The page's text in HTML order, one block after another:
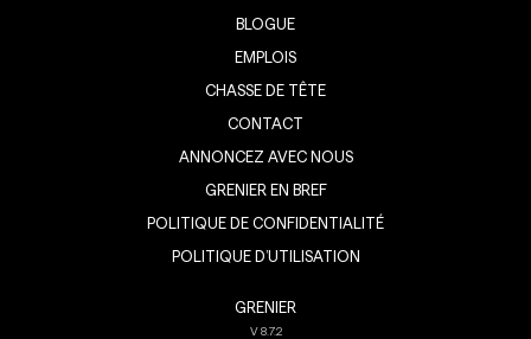
BLOGUE
EMPLOIS
CHASSE DE TÊTE
CONTACT
ANNONCEZ AVEC NOUS
GRENIER EN BREF
POLITIQUE DE CONFIDENTIALITÉ
POLITIQUE D’UTILISATION
GRENIER
V8.7.2